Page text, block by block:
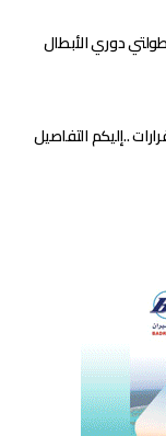
دوري الأبطال
..إليكم التفاصيل